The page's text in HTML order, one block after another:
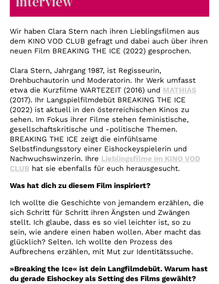
Account
Wir haben Clara Stern nach ihren Lieblingsfilmen aus
dem KINO VOD CLUB gefragt und dabei auch über ihren
neuen Film BREAKING THE ICE (2022) gesprochen.
Clara Stern, Jahrgang 1987, ist Regisseurin,
Drehbuchautorin und Moderatorin. Ihr Werk umfasst
etwa die Kurzfilme WARTEZEIT (2016) und MATHIAS
(2017). Ihr Langspielfilmdebüt BREAKING THE ICE
(2022) ist aktuell in den österreichischen Kinos zu
sehen. Im Fokus ihrer Filme stehen feministische,
gesellschaftskritische und -politische Themen.
BREAKING THE ICE zeigt die einfühlsame
Selbstfindungsstory einer Eishockeyspielerin und
Nachwuchswinzerin. Ihre Lieblingsfilme im KINO VOD
CLUB hat sie ebenfalls für euch herausgesucht.
Was hat dich zu diesem Film inspiriert?
Ich wollte die Geschichte von jemandem erzählen, die
sich Schritt für Schritt ihren Ängsten und Zwängen
stellt. Ich glaube, dass es so viel leichter ist, so zu
sein, wie andere einen haben wollen. Aber macht das
glücklich? Selten. Ich wollte den Prozess des
Aufbrechens erzählen, mit Mut zur Identitätssuche.
»Breaking the Ice« ist dein Langfilmdebüt. Warum hast
du gerade Eishockey als Setting des Films gewählt?